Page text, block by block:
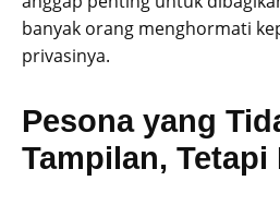
banyak orang menghormati
privasinya.
Pesona yang
Tampilan, Tetapi